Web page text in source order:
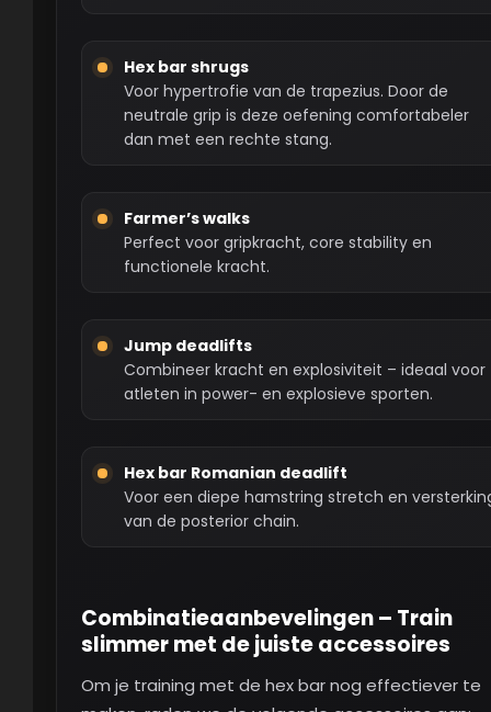
Hex bar shrugs
Voor hypertrofie van de trapezius. Door de
neutrale grip is deze oefening comfortabeler
dan met een rechte stang.
Farmer’s walks
Perfect voor gripkracht, core stability en
functionele kracht.
Jump deadlifts
Combineer kracht en explosiviteit – ideaal voor
atleten in power- en explosieve sporten.
Hex bar Romanian deadlift
Voor een diepe hamstring stretch en
van de posterior chain.
Combinatieaanbevelingen – Train
slimmer met de juiste accessoires
Om je training met de hex bar nog effectiever te